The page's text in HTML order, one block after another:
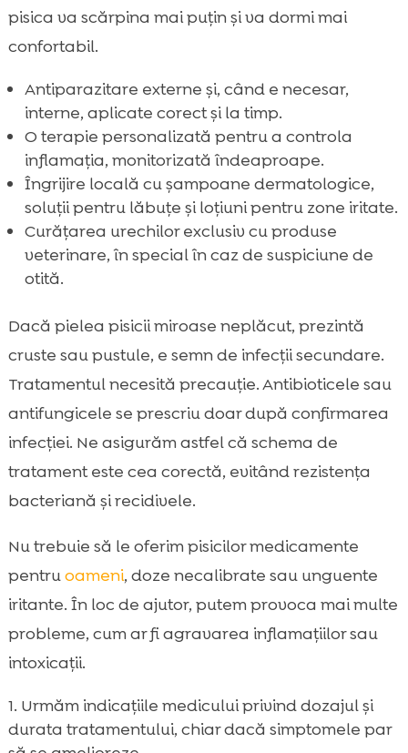
pisica va scărpina mai puțin și va dormi mai
confortabil.
Antiparazitare externe și, când e necesar,
interne, aplicate corect și la timp.
O terapie personalizată pentru a controla
inflamația, monitorizată îndeaproape.
Îngrijire locală cu șampoane dermatologice,
soluții pentru lăbuțe și loțiuni pentru zone iritate.
Curățarea urechilor exclusiv cu produse
veterinare, în special în caz de suspiciune de
otită.
Dacă pielea pisicii miroase neplăcut, prezintă
cruste sau pustule, e semn de infecții secundare.
Tratamentul necesită precauție. Antibioticele sau
antifungicele se prescriu doar după confirmarea
infecției. Ne asigurăm astfel că schema de
tratament este cea corectă, evitând rezistența
bacteriană și recidivele.
Nu trebuie să le oferim pisicilor medicamente
pentruoameni, doze necalibrate sau unguente
iritante. În loc de ajutor, putem provoca mai multe
probleme, cum ar fi agravarea inflamațiilor sau
intoxicații.
Urmăm indicațiile medicului privind dozajul și
durata tratamentului, chiar dacă simptomele par